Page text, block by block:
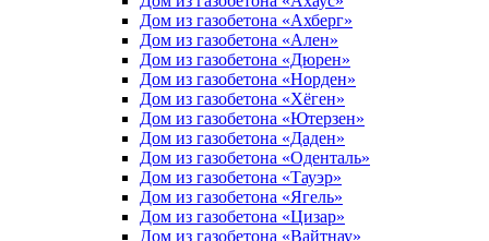
Дом из газобетона «Ахберг»
Дом из газобетона «Ален»
Дом из газобетона «Дюрен»
Дом из газобетона «Норден»
Дом из газобетона «Хёген»
Дом из газобетона «Ютерзен»
Дом из газобетона «Даден»
Дом из газобетона «Оденталь»
Дом из газобетона «Тауэр»
Дом из газобетона «Ягель»
Дом из газобетона «Цизар»
Дом из газобетона «Вайтнау»